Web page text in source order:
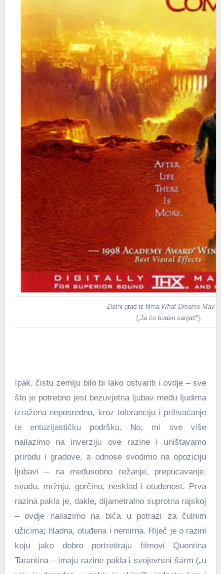
Zlatni grad iz filma What Dreams May
(„Ja ću budan sanjati“).
Ipak, čistu zemlju bilo bi lako ostvariti i ovdje – sve
što je potrebno jest bezuvjetna ljubav među ljudima
izražena neposredno, kroz toleranciju i prihvaćanje
te entuzijastičku podršku. No, mi sve više
nailazimo na inverziju ove razine i uništavamo
prirodu i gradove, a odnose svodimo na opoziciju
ljubavi – na međusobno režanje, prepucavanje,
svađu, mržnju, gorčinu, nesklad i otuđenost. Prva
razina pakla je, dakle, dijametralno suprotna rajskoj
– ovdje nailazimo na bića u potrazi za čulnim
užicima; hladna, otuđena i nemirna. Riječ je o razini
koju jako dobro portretiraju filmovi Quentina
Tarantina – imaju razine pakla i svojevrsni šarm („u